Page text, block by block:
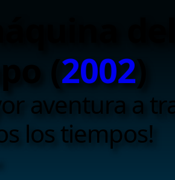
( 2002)
aventura a
los tiempos!